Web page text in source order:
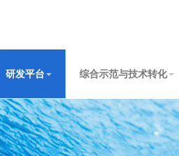
研发平台 综合示范与技术转化